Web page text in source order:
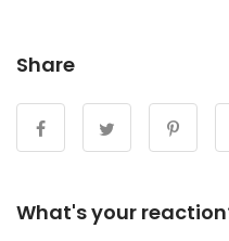
Share
What's your